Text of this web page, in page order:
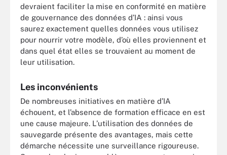
devraient faciliter la mise en conformité en matière
de gouvernance des données d’IA : ainsi vous
saurez exactement quelles données vous utilisez
pour nourrir votre modèle, d’où elles proviennent et
dans quel état elles se trouvaient au moment de
leur utilisation.
Les inconvénients
De nombreuses initiatives en matière d’IA
échouent, et l’absence de formation efficace en est
une cause majeure. L’utilisation des données de
sauvegarde présente des avantages, mais cette
démarche nécessite une surveillance rigoureuse.